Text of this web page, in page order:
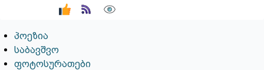
პოეზია
საბავშვო
ფოტოსურათები